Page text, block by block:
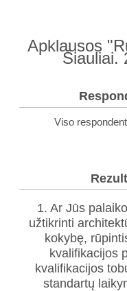
Apklausos
Šiauliai.
Viso
1. Ar Jūs
užtikrinti
kokybę,
kvalifikacijos
kvalifikacijos
standartų